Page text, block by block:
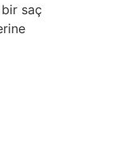
bir saç